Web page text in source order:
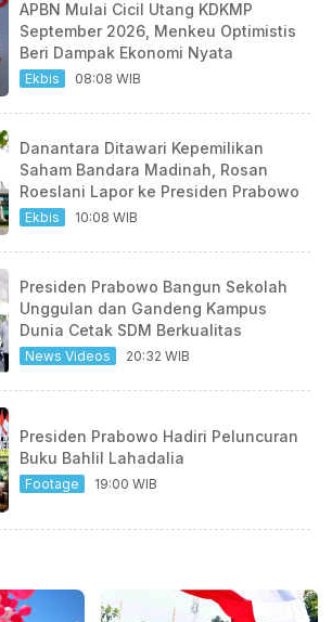
APBN Mulai Cicil Utang KDKMP
September 2026, Menkeu Optimistis
Beri Dampak Ekonomi Nyata
Ekbis 08:08 WIB
Danantara Ditawari Kepemilikan
Saham Bandara Madinah, Rosan
Roeslani Lapor ke Presiden Prabowo
Ekbis 10:08 WIB
Presiden Prabowo Bangun Sekolah
Unggulan dan Gandeng Kampus
Dunia Cetak SDM Berkualitas
News Videos 20:32 WIB
Presiden Prabowo Hadiri Peluncuran
Buku Bahlil Lahadalia
Footage 19:00 WIB